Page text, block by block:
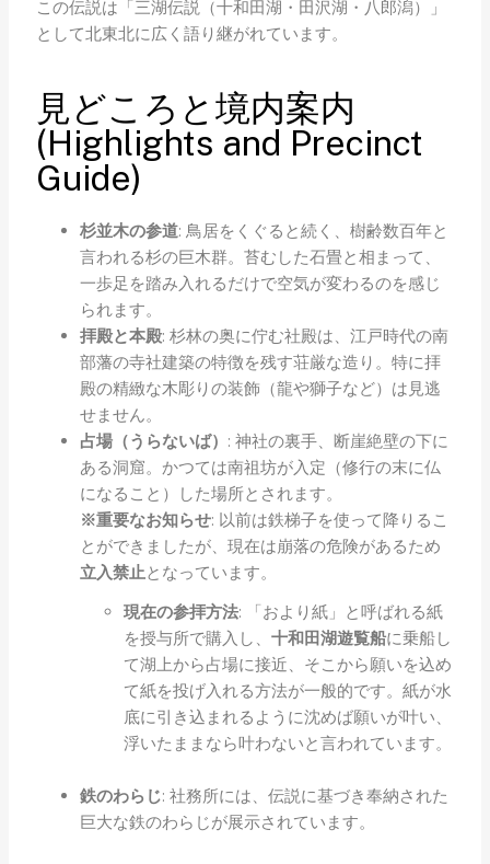
この伝説は「三湖伝説（十和田湖・田沢湖・八郎潟）」
として北東北に広く語り継がれています。
見どころと境内案内
(Highlights and Precinct
Guide)
杉並木の参道: 鳥居をくぐると続く、樹齢数百年と
言われる杉の巨木群。苔むした石畳と相まって、
一歩足を踏み入れるだけで空気が変わるのを感じ
られます。
拝殿と本殿: 杉林の奥に佇む社殿は、江戸時代の南
部藩の寺社建築の特徴を残す荘厳な造り。特に拝
殿の精緻な木彫りの装飾（龍や獅子など）は見逃
せません。
占場（うらないば） : 神社の裏手、断崖絶壁の下に
ある洞窟。かつては南祖坊が入定（修行の末に仏
になること）した場所とされます。
※重要なお知らせ: 以前は鉄梯子を使って降りるこ
とができましたが、現在は崩落の危険があるため
立入禁止となっています。
現在の参拝方法: 「おより紙」と呼ばれる紙
を授与所で購入し、 十和田湖遊覧船に乗船し
て湖上から占場に接近、そこから願いを込め
て紙を投げ入れる方法が一般的です。紙が水
底に引き込まれるように沈めば願いが叶い、
浮いたままなら叶わないと言われています。
鉄のわらじ: 社務所には、伝説に基づき奉納された
巨大な鉄のわらじが展示されています。